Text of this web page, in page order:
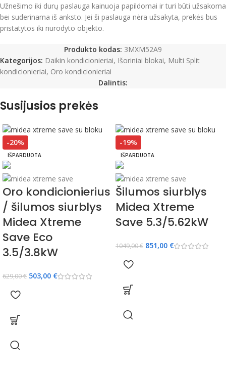
Užnešimo iki durų paslauga kainuoja papildomai ir turi būti užsakoma
bei suderinama iš anksto. Jei ši paslauga nėra užsakyta, prekės bus
pristatytos iki nurodyto objekto.
Produkto kodas: 3MXM52A9
Kategorijos: Daikin kondicionieriai, Išoriniai blokai, Multi Split
kondicionieriai, Oro kondicionieriai
Dalintis:
Susijusios prekės
-20%
IŠPARDUOTA
Oro kondicionierius
/ šilumos siurblys
Midea Xtreme
Save Eco
3.5/3.8kW
629,00€ 503,00 €
-19%
IŠPARDUOTA
Šilumos siurblys
Midea Xtreme
Save 5.3/5.62kW
1049,00€ 851,00 €